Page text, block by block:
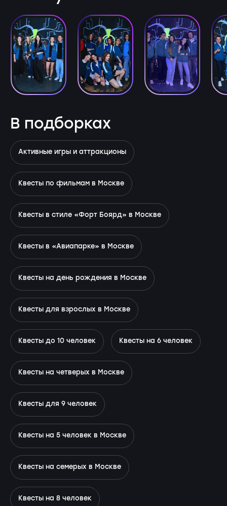
В подборках
Активные игры и аттракционы
Квесты по фильмам в Москве
Квесты в стиле «Форт Боярд» в Москве
Квесты в «Авиапарке» в Москве
Квесты на день рождения в Москве
Квесты для взрослых в Москве
Квесты до 10 человек Квесты на 6 человек
Квесты на четверых в Москве
Квесты для 9 человек
Квесты на 5 человек в Москве
Квесты на семерых в Москве
Квесты на 8 человек